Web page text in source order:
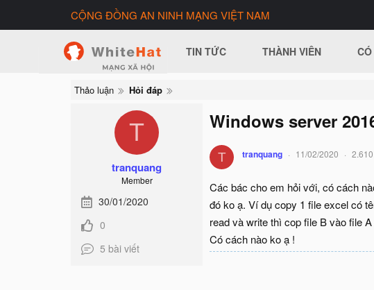
CỘNG ĐỒNG AN NINH MẠNG VIỆT NAM
TIN TỨC THÀNH VIÊN
Thảo luận Hỏi đáp
T
tranquang
Member
30/01/2020
0
5 bài viết
Windows server
T tranquang 11/02/2020
Các bác cho em hỏi với, có cách
đó ko ạ. Ví dụ copy 1 file excel có
read và write thì cop file B vào file
Có cách nào ko ạ !